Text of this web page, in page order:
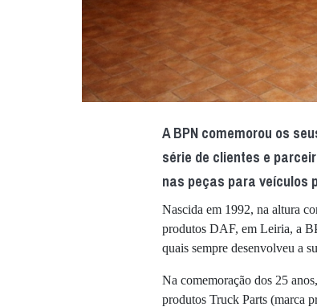
A BPN comemorou os
série de clientes e
nas peças para veículos
Nascida em 1992, na altura
produtos DAF, em Leiria, a
quais sempre desenvolveu a
Na comemoração dos 25
produtos Truck Parts (marca